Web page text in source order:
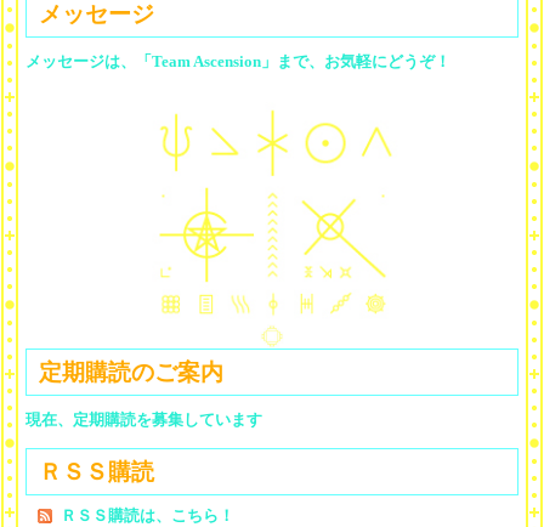
メッセージ
メッセージは、「Team Ascension」まで、お気軽にどうぞ！
定期購読のご案内
現在、定期購読を募集しています
ＲＳＳ購読
ＲＳＳ購読は、こちら！